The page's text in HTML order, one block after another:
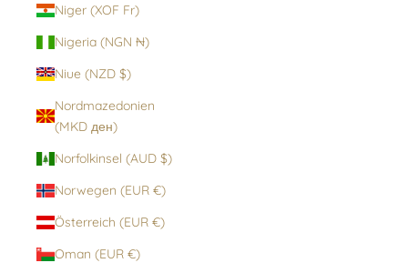
Niger (XOF Fr)
Nigeria (NGN ₦)
Niue (NZD $)
Nordmazedonien
(MKD ден)
Norfolkinsel (AUD $)
Norwegen (EUR €)
Österreich (EUR €)
Oman (EUR €)